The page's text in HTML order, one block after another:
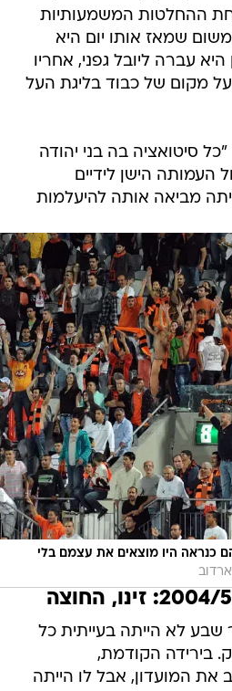
ההחלטות המשמעותיות
משום שמאז אותו יום היא
עברה ליובל גפני, אחריו
על מקום של כבוד בליגת העל
סיטואציה בה בני יהודה
העמותה הישן לידיים
מביאה אותה להיעלמות
כנראה היו מוצאים את עצמם בלי
ארדוב
לא הייתה בעייתית כל
בירידה הקודמת,
עזב את המועדון, אבל לו הייתה